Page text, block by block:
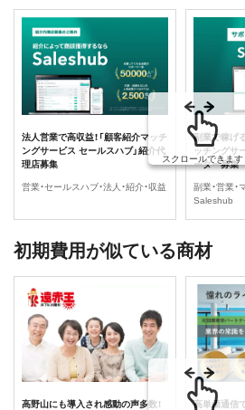
法人営業で高収益！「顧客紹介マッチ
ングサービス セールスハブ」紹介代
理店募集
営業・セールスハブ・法人・紹介・収益
副業で稼げ
ッチングサ
ーター募集
副業・営業・
Saleshub
スクロールできます
初期費用が似ている商材
高野山にも導入され感動の声多数！
高単価通信